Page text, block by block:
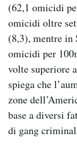
(62,1 omicidi
omicidi oltre
(8,3), mentre in
omicidi per
volte superiore
spiega che
zone
base a diversi
di gang